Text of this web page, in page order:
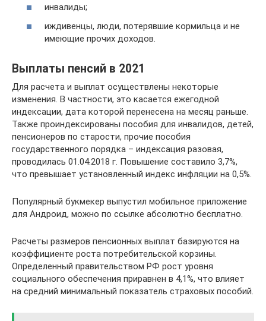
инвалиды;
иждивенцы, люди, потерявшие кормильца и не
имеющие прочих доходов.
Выплаты пенсий в 2021
Для расчета и выплат осуществлены некоторые
изменения. В частности, это касается ежегодной
индексации, дата которой перенесена на месяц раньше.
Также проиндексированы пособия для инвалидов, детей,
пенсионеров по старости, прочие пособия
государственного порядка – индексация разовая,
проводилась 01.04.2018 г. Повышение составило 3,7%,
что превышает установленный индекс инфляции на 0,5%.
Популярный букмекер выпустил мобильное приложение
для Андроид, можно по ссылке абсолютно бесплатно.
Расчеты размеров пенсионных выплат базируются на
коэффициенте роста потребительской корзины.
Определенный правительством РФ рост уровня
социального обеспечения приравнен в 4,1%, что влияет
на средний минимальный показатель страховых пособий.